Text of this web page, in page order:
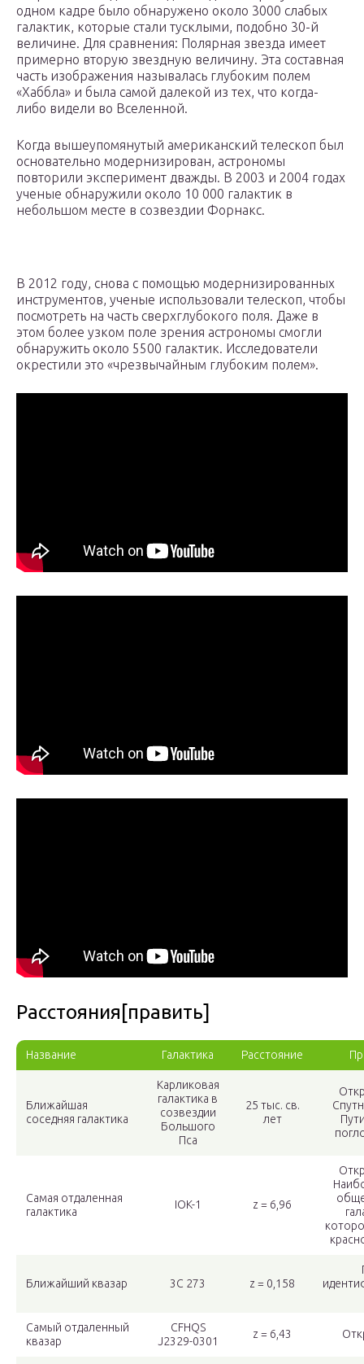
одном кадре было обнаружено около 3000 слабых
галактик, которые стали тусклыми, подобно 30-й
величине. Для сравнения: Полярная звезда имеет
примерно вторую звездную величину. Эта составная
часть изображения называлась глубоким полем
«Хаббла» и была самой далекой из тех, что когда-
либо видели во Вселенной.
Когда вышеупомянутый американский телескоп был
основательно модернизирован, астрономы
повторили эксперимент дважды. В 2003 и 2004 годах
ученые обнаружили около 10 000 галактик в
небольшом месте в созвездии Форнакс.
В 2012 году, снова с помощью модернизированных
инструментов, ученые использовали телескоп, чтобы
посмотреть на часть сверхглубокого поля. Даже в
этом более узком поле зрения астрономы смогли
обнаружить около 5500 галактик. Исследователи
окрестили это «чрезвычайным глубоким полем».
Расстояния[править]
Название Галактика Расстояние
Ближайшая
соседняя галактика
Карликовая
галактика в
созвездии
Большого
Пса
25 тыс. св.
лет
Самая отдаленная
галактика
IOK-1 z = 6,96
Ближайший квазар 3C 273 z = 0,158
Самый отдаленный
квазар
CFHQS
J2329-0301
z = 6,43